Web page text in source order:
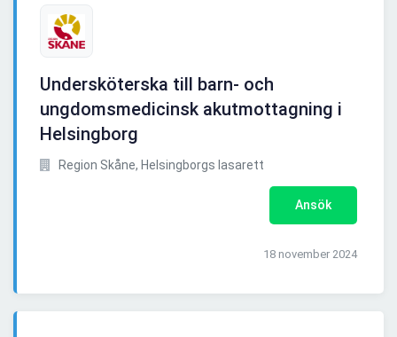
Undersköterska till barn- och
ungdomsmedicinsk akutmottagning i
Helsingborg
Region Skåne, Helsingborgs lasarett
Ansök
18 november 2024